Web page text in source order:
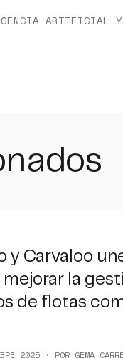
ARTIFICIAL Y
y Carvaloo
mejorar la
de flotas
2025 · POR GEMA